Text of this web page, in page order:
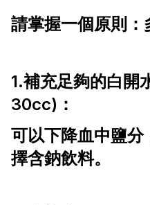
請掌握一個原則：
1.補充足夠的白開
30cc)：
可以下降血中鹽
擇含鈉飲料。